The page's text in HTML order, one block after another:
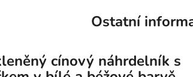
Ostatní
cínový náhrdelník s